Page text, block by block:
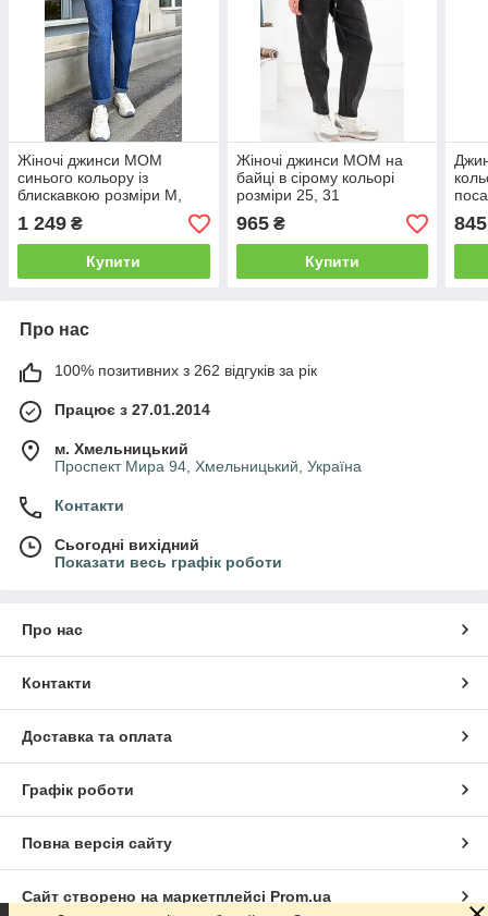
Жіночі джинси МОМ
синього кольору із
блискавкою розміри M,
3XL
1 249 ₴
Купити
Жіночі джинси МОМ на
байці в сірому кольорі
розміри 25, 31
965₴
Купити
845
Про нас
100% позитивних з 262 відгуків за рік
Працює з 27.01.2014
м. Хмельницький
Проспект Мира 94, Хмельницький, Україна
Контакти
Сьогодні вихідний
Показати весь графік роботи
Про нас
Контакти
Доставка та оплата
Графік роботи
Повна версія сайту
Сайт створено на маркетплейсі Prom.ua